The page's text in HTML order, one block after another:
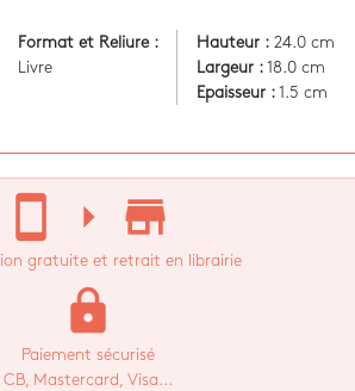
Format et Reliure :
Livre
Hauteur :24.0 cm
Largeur :18.0 cm
Epaisseur :1.5 cm
stay_current_portrait arrow_right store_mall_directory
gratuite et retrait en librairie
lock
Paiement sécurisé
CB, Mastercard, Visa...